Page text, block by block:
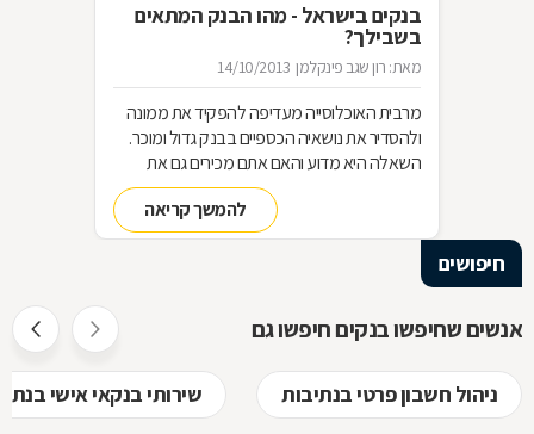
בנקים בישראל - מהו הבנק המתאים
בשבילך?
מאת: רון שגב פינקלמן 14/10/2013
מרבית האוכלוסייה מעדיפה להפקיד את ממונה
ולהסדיר את נושאיה הכספיים בבנק גדול ומוכר.
השאלה היא מדוע והאם אתם מכירים גם את
הבנקים הקטנים בישראל?ריכזנו עבורכם את
רשימת הבנקים בישראל עם תמצית המידע
הרלוונטי לכם.
להמשך קריאה
חיפושים
אנשים שחיפשו בנקים חיפשו גם
ניהול חשבון פרטי בנתיבות שירותי בנקאי אישי